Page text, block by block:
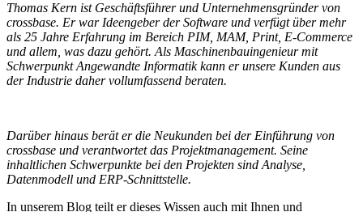
Thomas Kern ist Geschäftsführer und Unternehmensgründer von
crossbase. Er war Ideengeber der Software und verfügt über mehr
als 25 Jahre Erfahrung im Bereich PIM, MAM, Print, E-Commerce
und allem, was dazu gehört. Als Maschinenbauingenieur mit
Schwerpunkt Angewandte Informatik kann er unsere Kunden aus
der Industrie daher vollumfassend beraten.
Darüber hinaus berät er die Neukunden bei der Einführung von
crossbase und verantwortet das Projektmanagement. Seine
inhaltlichen Schwerpunkte bei den Projekten sind Analyse,
Datenmodell und ERP-Schnittstelle.
In unserem Blog teilt er dieses Wissen auch mit Ihnen und